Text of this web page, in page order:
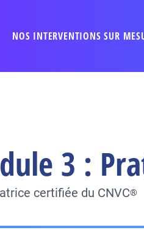
NOS INTERVENTIONS SUR
3 :
certifiée du CNVC®